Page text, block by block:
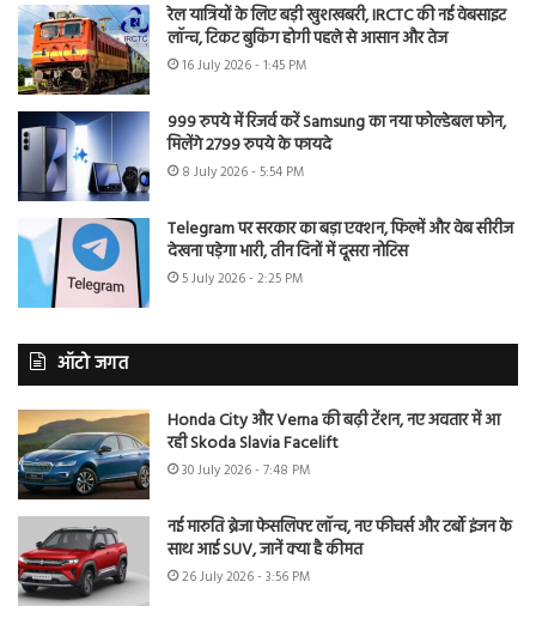
रेल यात्रियों के लिए बड़ी खुशखबरी, IRCTC की नई वेबसाइट
लॉन्च, टिकट बुकिंग होगी पहले से आसान और तेज
16 July 2026 - 1:45 PM
999 रुपये में रिजर्व करें Samsung का नया फोल्डेबल फोन,
मिलेंगे 2799 रुपये के फायदे
8 July 2026 - 5:54 PM
Telegram पर सरकार का बड़ा एक्शन, फिल्में और वेब सीरीज
देखना पड़ेगा भारी, तीन दिनों में दूसरा नोटिस
5 July 2026 - 2:25 PM
ऑटो जगत
Honda City और Verna की बढ़ी टेंशन, नए अवतार में आ
रही Skoda Slavia Facelift
30 July 2026 - 7:48 PM
नई मारुति ब्रेजा फेसलिफ्ट लॉन्च, नए फीचर्स और टर्बो इंजन के
साथ आई SUV, जानें क्या है कीमत
26 July 2026 - 3:56 PM